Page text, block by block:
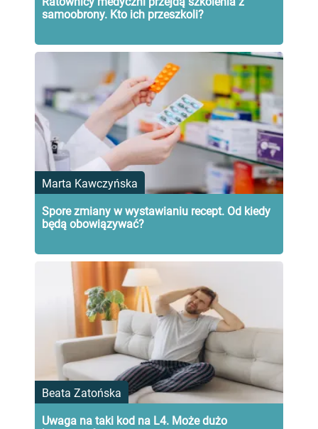
samoobrony. Kto ich przeszkoli?
Marta Kawczyńska
Spore zmiany w wystawianiu recept. Od kiedy
będą obowiązywać?
Beata Zatońska
Uwaga na taki kod na L4. Może dużo